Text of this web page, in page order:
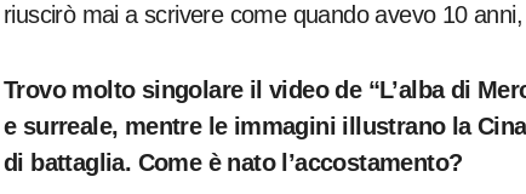
riuscirò mai a scrivere come quando avevo 10 anni,
Trovo molto singolare il video de “L’alba di
e surreale, mentre le immagini illustrano la
di battaglia. Come è nato l’accostamento?